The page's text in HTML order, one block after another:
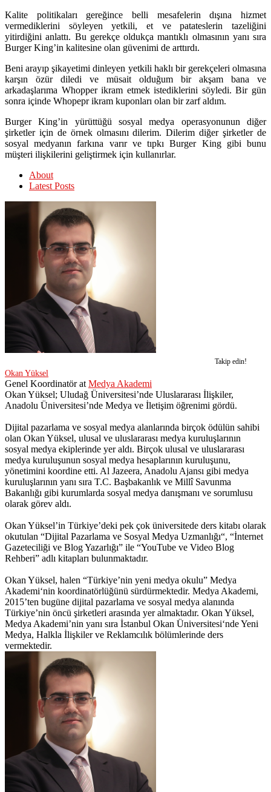
Kalite politikaları gereğince belli mesafelerin dışına hizmet
vermediklerini söyleyen yetkili, et ve patateslerin tazeliğini
yitirdiğini anlattı. Bu gerekçe oldukça mantıklı olmasının yanı sıra
Burger King’in kalitesine olan güvenimi de arttırdı.
Beni arayıp şikayetimi dinleyen yetkili haklı bir gerekçeleri olmasına
karşın özür diledi ve müsait olduğum bir akşam bana ve
arkadaşlarıma Whopper ikram etmek istediklerini söyledi. Bir gün
sonra içinde Whopepr ikram kuponları olan bir zarf aldım.
Burger King’in yürüttüğü sosyal medya operasyonunun diğer
şirketler için de örnek olmasını dilerim. Dilerim diğer şirketler de
sosyal medyanın farkına varır ve tıpkı Burger King gibi bunu
müşteri ilişkilerini geliştirmek için kullanırlar.
About
Latest Posts
Takip edin!
Okan Yüksel
Genel Koordinatörat Medya Akademi
Okan Yüksel; Uludağ Üniversitesi’nde Uluslararası İlişkiler,
Anadolu Üniversitesi’nde Medya ve İletişim öğrenimi gördü.
Dijital pazarlama ve sosyal medya alanlarında birçok ödülün sahibi
olan Okan Yüksel, ulusal ve uluslararası medya kuruluşlarının
sosyal medya ekiplerinde yer aldı. Birçok ulusal ve uluslararası
medya kuruluşunun sosyal medya hesaplarının kuruluşunu,
yönetimini koordine etti. Al Jazeera, Anadolu Ajansı gibi medya
kuruluşlarının yanı sıra T.C. Başbakanlık ve Millî Savunma
Bakanlığı gibi kurumlarda sosyal medya danışmanı ve sorumlusu
olarak görev aldı.
Okan Yüksel’in Türkiye’deki pek çok üniversitede ders kitabı olarak
okutulan “Dijital Pazarlama ve Sosyal Medya Uzmanlığı“, “İnternet
Gazeteciliği ve Blog Yazarlığı” ile “YouTube ve Video Blog
Rehberi” adlı kitapları bulunmaktadır.
Okan Yüksel, halen “Türkiye’nin yeni medya okulu” Medya
Akademi‘nin koordinatörlüğünü sürdürmektedir. Medya Akademi,
2015’ten bugüne dijital pazarlama ve sosyal medya alanında
Türkiye’nin öncü şirketleri arasında yer almaktadır. Okan Yüksel,
Medya Akademi’nin yanı sıra İstanbul Okan Üniversitesi‘nde Yeni
Medya, Halkla İlişkiler ve Reklamcılık bölümlerinde ders
vermektedir.